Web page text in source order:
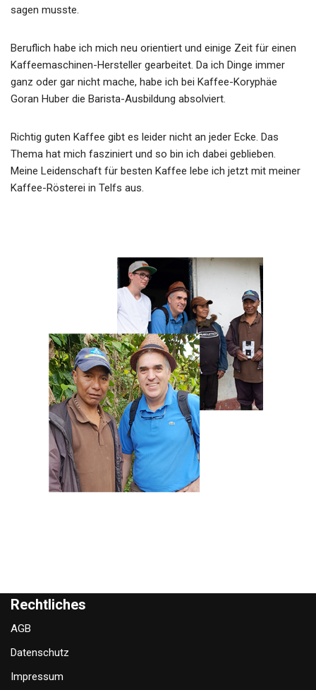
sagen musste.
Beruflich habe ich mich neu orientiert und einige Zeit für einen
Kaffeemaschinen-Hersteller gearbeitet. Da ich Dinge immer
ganz oder gar nicht mache, habe ich bei Kaffee-Koryphäe
Goran Huber die Barista-Ausbildung absolviert.
Richtig guten Kaffee gibt es leider nicht an jeder Ecke. Das
Thema hat mich fasziniert und so bin ich dabei geblieben.
Meine Leidenschaft für besten Kaffee lebe ich jetzt mit meiner
Kaffee-Rösterei in Telfs aus.
Rechtliches
AGB
Datenschutz
Impressum